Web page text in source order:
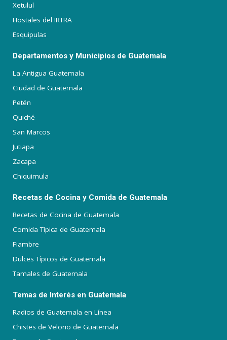
Xetulul
Hostales del IRTRA
Esquipulas
Departamentos y Municipios de Guatemala
La Antigua Guatemala
Ciudad de Guatemala
Petén
Quiché
San Marcos
Jutiapa
Zacapa
Chiquimula
Recetas de Cocina y Comida de Guatemala
Recetas de Cocina de Guatemala
Comida Típica de Guatemala
Fiambre
Dulces Típicos de Guatemala
Tamales de Guatemala
Temas de Interés en Guatemala
Radios de Guatemala en Línea
Chistes de Velorio de Guatemala